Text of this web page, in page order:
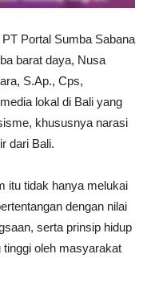
Portal Sumba Sabana
barat daya, Nusa
S.Ap., Cps,
lokal di Bali yang
khususnya narasi
dari Bali.
itu tidak hanya melukai
dengan nilai
serta prinsip hidup
tinggi oleh masyarakat